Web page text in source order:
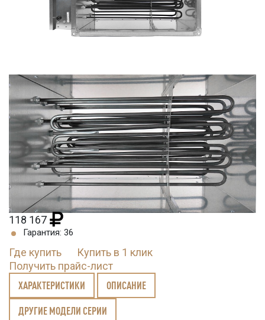
118 167
Гарантия: 36
Где купить
Купить в 1 клик
Получить прайс-лист
ХАРАКТЕРИСТИКИ ОПИСАНИЕ
ДРУГИЕ МОДЕЛИ СЕРИИ